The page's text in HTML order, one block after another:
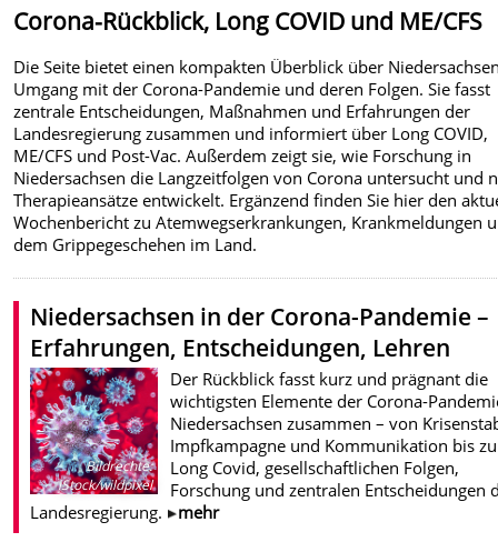
Corona-Rückblick, Long COVID und ME/CFS
Die Seite bietet einen kompakten Überblick über
Umgang mit der Corona-Pandemie und deren Folgen. Sie fasst
zentrale Entscheidungen, Maßnahmen und Erfahrungen der
Landesregierung zusammen und informiert über Long COVID,
ME/CFS und Post-Vac. Außerdem zeigt sie, wie Forschung in
Niedersachsen die Langzeitfolgen von Corona untersucht und
Therapieansätze entwickelt. Ergänzend finden Sie hier den
Wochenbericht zu Atemwegserkrankungen, Krankmeldungen
dem Grippegeschehen im Land.
Niedersachsen in der Corona-Pandemie –
Erfahrungen, Entscheidungen, Lehren
Bildrechte:
iStock/wildpixel
Der Rückblick fasst kurz und prägnant die
wichtigsten Elemente der Corona-
Niedersachsen zusammen – von
Impfkampagne und Kommunikation bis zu
Long Covid, gesellschaftlichen Folgen,
Forschung und zentralen Entscheidungen
Landesregierung.
mehr